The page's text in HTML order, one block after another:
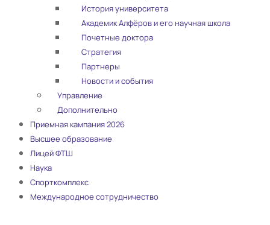
История университета
Академик Алфёров и его научная школа
Почетные доктора
Стратегия
Партнеры
Новости и события
Управление
Дополнительно
Приемная кампания 2026
Высшее образование
Лицей ФТШ
Наука
Спорткомплекс
Международное сотрудничество